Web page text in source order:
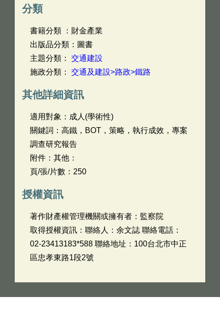
分類
書籍分類 ：財金產業
出版品分類：圖書
主題分類： 交通建設
施政分類： 交通及建設>路政>鐵路
其他詳細資訊
適用對象：成人(學術性)
關鍵詞：高鐵，BOT，策略，執行成效，專案
調查研究報告
附件：其他：
頁/張/片數：250
授權資訊
著作財產權管理機關或擁有者：監察院
取得授權資訊：聯絡人：余文誌 聯絡電話：
02-23413183*588 聯絡地址：100台北市中正
區忠孝東路1段2號